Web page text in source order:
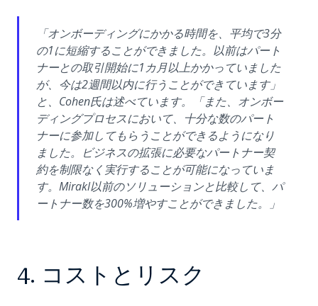
「オンボーディングにかかる時間を、平均で3分
の1に短縮することができました。以前はパート
ナーとの取引開始に1カ月以上かかっていました
が、今は2週間以内に行うことができています」
と、Cohen氏は述べています。「また、オンボー
ディングプロセスにおいて、十分な数のパート
ナーに参加してもらうことができるようになり
ました。ビジネスの拡張に必要なパートナー契
約を制限なく実行することが可能になっていま
す。Mirakl以前のソリューションと比較して、パ
ートナー数を300%増やすことができました。」
4. コストとリスク